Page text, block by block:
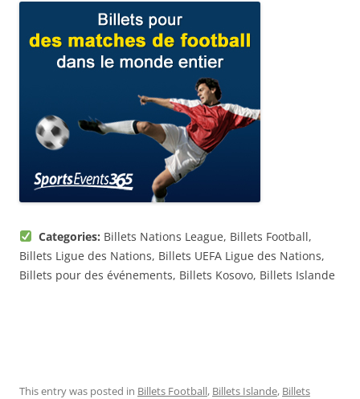
Categories: Billets Nations League, Billets Football,
Billets Ligue des Nations, Billets UEFA Ligue des Nations,
Billets pour des événements, Billets Kosovo, Billets Islande
This entry was posted in Billets Football, Billets Islande, Billets